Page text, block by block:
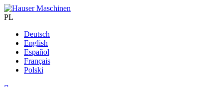
PL
Deutsch
English
Español
Français
Polski